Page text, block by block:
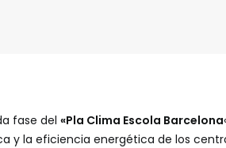
fase del «Pla Clima Escola Barcelona
y la eficiencia energética de los